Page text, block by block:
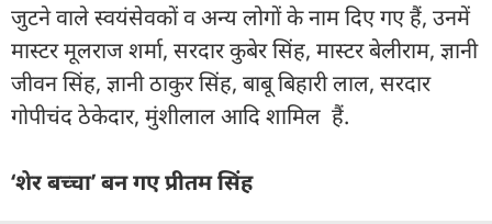
जुटने वाले स्वयंसेवकों व अन्य लोगों के नाम दिए गए हैं, उनमें
मास्टर मूलराज शर्मा, सरदार कुबेर सिंह, मास्टर बेलीराम, ज्ञानी
जीवन सिंह, ज्ञानी ठाकुर सिंह, बाबू बिहारी लाल, सरदार
गोपीचंद ठेकेदार, मुंशीलाल आदि शामिल हैं.
‘शेर बच्चा’ बन गए प्रीतम सिंह